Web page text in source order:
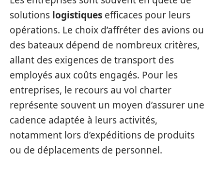
solutions logistiques efficaces pour leurs
opérations. Le choix d’affréter des avions ou
des bateaux dépend de nombreux critères,
allant des exigences de transport des
employés aux coûts engagés. Pour les
entreprises, le recours au vol charter
représente souvent un moyen d’assurer une
cadence adaptée à leurs activités,
notamment lors d’expéditions de produits
ou de déplacements de personnel.